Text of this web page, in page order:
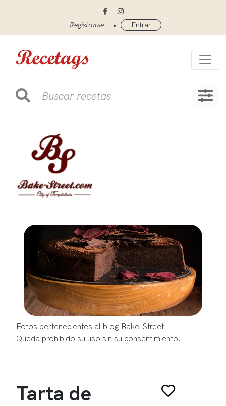
Registrarse • Entrar
Fotos pertenecientes al blog Bake-Street.
Queda prohibido su uso sin su consentimiento.
Tarta de